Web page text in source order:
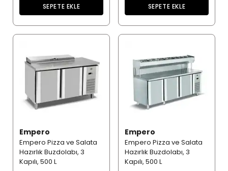
SEPETE EKLE SEPETE EKLE
Empero
Empero Pizza ve Salata
Hazırlık Buzdolabı, 3
Kapılı, 500 L
Empero
Empero Pizza ve Salata
Hazırlık Buzdolabı, 3
Kapılı, 500 L